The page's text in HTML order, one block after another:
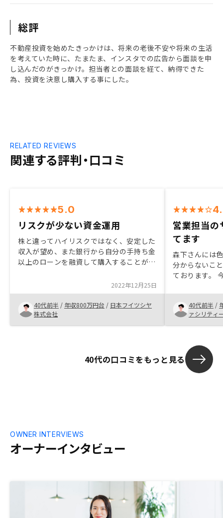
総評
不動産投資を始めたきっかけは、将来の老後不安や将来の生活
を考えていた時に、たまたま、インスタでの広告から面談を申
し込んだのがきっかけ。担当者との面談を経て、納得できた
為、投資を決意し購入する事にした。
関連する評判・口コミ
RELATED REVIEWS
5.0
リスクが少ない資金運用
株と違ってハイリスクではなく、安定した
収入が望め、また銀行から自分の手持ち金
以上のローンを融資して購入することがで
んど入っておらず妻や子供たちにもしもの
ために、老後資金など残せると思ったため
2022年12月25日
40代前半 / 年収800万円台 / 日本フイツシヤ
株式会社
営業担当の
てます
森下さんには
分からないこ
ております。
入出来ればな
時期ですが、
も良いです
40代前半 /
ァシリティ
40代の口コミをもっと見る
オーナーインタビュー
OWNER INTERVIEWS